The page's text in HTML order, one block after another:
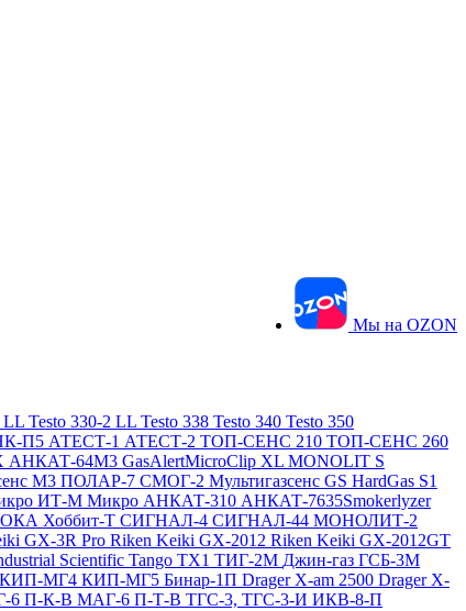
Мы на OZON
LL Testo 330-2 LL Testo 338 Testo 340 Testo 350
П5 АТЕСТ-1 АТЕСТ-2 ТОП-СЕНС 210 ТОП-СЕНС 260
АНКАТ-64М3 GasAlertMicroClip XL MONOLIT S
М3 ПОЛАР-7 СМОГ-2 Мультигазсенс GS HardGas S1
ИТ-М Микро АНКАТ-310 АНКАТ-7635Smokerlyzer
ОКА Хоббит-Т СИГНАЛ-4 СИГНАЛ-44 МОНОЛИТ-2
GX-3R Pro Riken Keiki GX-2012 Riken Keiki GX-2012GT
Scientific Tango TX1 ТИГ-2М Джин-газ ГСБ-3М
КИП-МГ4 КИП-МГ5 Бинар-1П Drager X-am 2500 Drager X-
6 П-К-В МАГ-6 П-Т-В ТГС-3, ТГС-3-И ИКВ-8-П